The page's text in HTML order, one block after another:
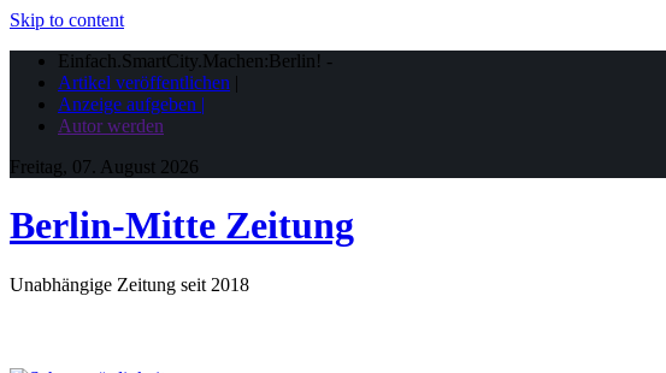
Skip to content
Einfach.SmartCity.Machen:Berlin! -
Artikel veröffentlichen |
Anzeige aufgeben |
Autor werden
Freitag, 07. August 2026
Berlin-Mitte Zeitung
Unabhängige Zeitung seit 2018